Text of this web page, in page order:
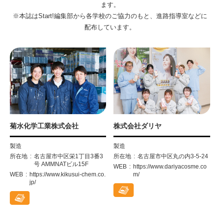
ます。
※本誌はStart!編集部から各学校のご協力のもと、進路指導室などに
配布しています。
菊水化学工業株式会社
製造
所在地
名古屋市中区栄1丁目3番3
号 AMMNATビル15F
WEB
https://www.kikusui-chem.co.
jp/
株式会社ダリヤ
製造
所在地
名古屋市中区丸の内3-5-24
WEB
https://www.dariyacosme.co
m/